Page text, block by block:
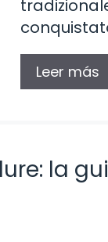
Leer más
la